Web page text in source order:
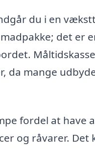
du i en
det er
da mange
fordel at have
og råvarer. Det